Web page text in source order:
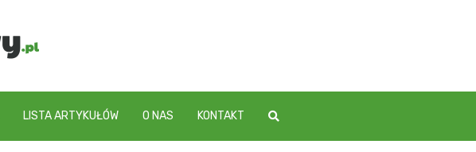
LISTA ARTYKUŁÓW O NAS KONTAKT